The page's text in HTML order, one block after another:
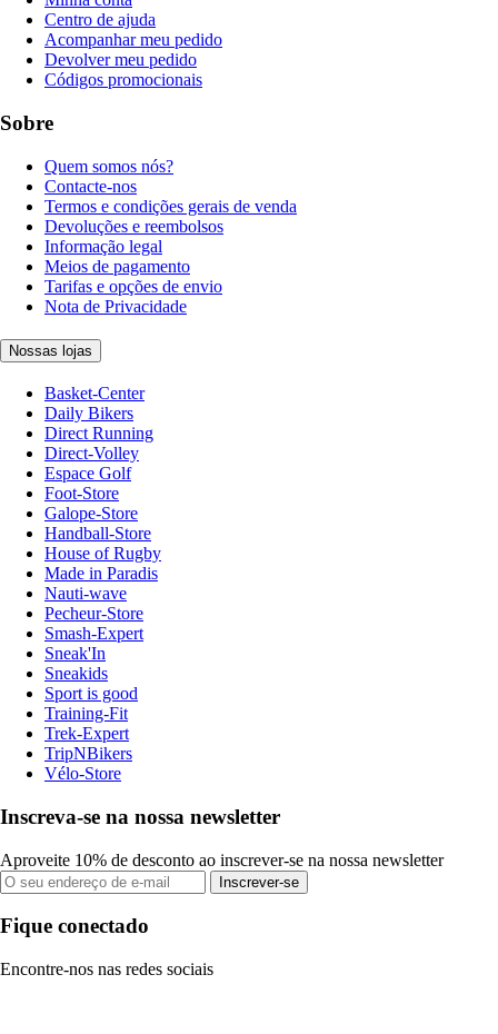
Centro de ajuda
Acompanhar meu pedido
Devolver meu pedido
Códigos promocionais
Sobre
Quem somos nós?
Contacte-nos
Termos e condições gerais de venda
Devoluções e reembolsos
Informação legal
Meios de pagamento
Tarifas e opções de envio
Nota de Privacidade
Nossas lojas
Basket-Center
Daily Bikers
Direct Running
Direct-Volley
Espace Golf
Foot-Store
Galope-Store
Handball-Store
House of Rugby
Made in Paradis
Nauti-wave
Pecheur-Store
Smash-Expert
Sneak'In
Sneakids
Sport is good
Training-Fit
Trek-Expert
TripNBikers
Vélo-Store
Inscreva-se na nossa newsletter
Aproveite 10% de desconto ao inscrever-se na nossa newsletter
Inscrever-se
Fique conectado
Encontre-nos nas redes sociais